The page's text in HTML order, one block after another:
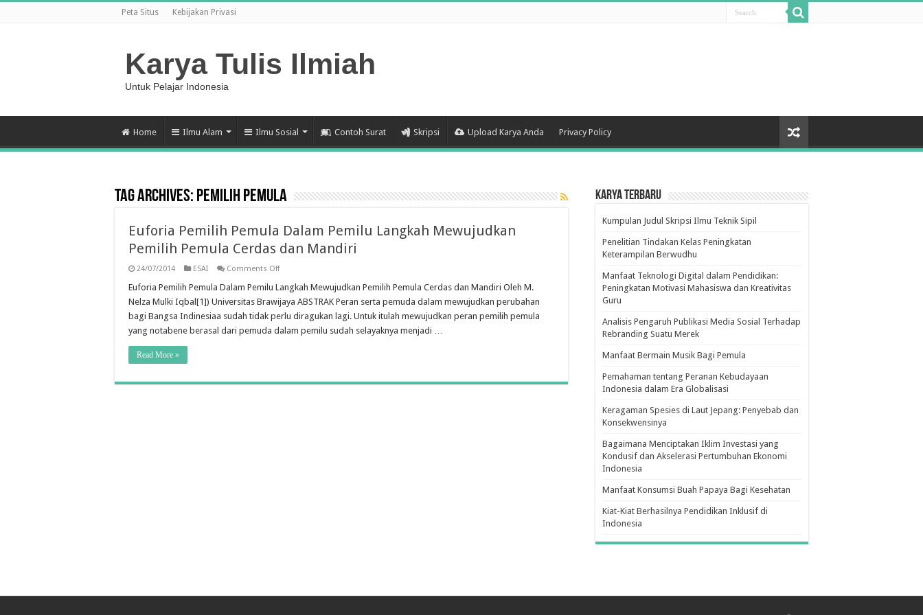
Peta Situs Kebijakan Privasi
Karya Tulis Ilmiah
Untuk Pelajar Indonesia
Home Ilmu Alam Ilmu Sosial Contoh Surat Skripsi Upload Karya Anda Privacy Policy
Tag Archives: Pemilih Pemula
Euforia Pemilih Pemula Dalam Pemilu Langkah Mewujudkan
Pemilih Pemula Cerdas dan Mandiri
24/07/2014 ESAI Comments Offon
Pemilih
Pemula
Dalam
Pemilu
Langkah
Mewujudkan
Euforia Pemilih Pemula Dalam Pemilu Langkah Mewujudkan Pemilih Pemula Cerdas dan Mandiri Oleh M.
Nelza Mulki Iqbal[1]) Universitas Brawijaya ABSTRAK Peran serta pemuda dalam mewujudkan perubahan
bagi Bangsa Indinesiaa sudah tidak perlu diragukan lagi. Untuk itulah mewujudkan peran pemilih pemula
yang notabene berasal dari pemuda dalam pemilu sudah selayaknya menjadi …
Read More »
Karya Terbaru
Kumpulan Judul Skripsi Ilmu Teknik Sipil
Penelitian Tindakan Kelas Peningkatan
Keterampilan Berwudhu
Manfaat Teknologi Digital dalam Pendidikan:
Peningkatan Motivasi Mahasiswa dan Kreativitas
Guru
Analisis Pengaruh Publikasi Media Sosial Terhadap
Rebranding Suatu Merek
Manfaat Bermain Musik Bagi Pemula
Pemahaman tentang Peranan Kebudayaan
Indonesia dalam Era Globalisasi
Keragaman Spesies di Laut Jepang: Penyebab dan
Konsekwensinya
Bagaimana Menciptakan Iklim Investasi yang
Kondusif dan Akselerasi Pertumbuhan Ekonomi
Indonesia
Manfaat Konsumsi Buah Papaya Bagi Kesehatan
Kiat-Kiat Berhasilnya Pendidikan Inklusif di
Indonesia